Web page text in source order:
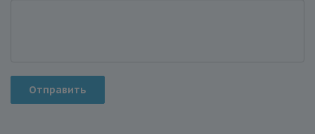
Отправить